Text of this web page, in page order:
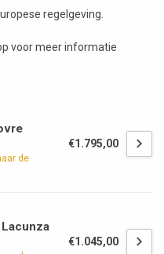
regelgeving.
voor meer informatie
de
€1.795,00
€1.045,00